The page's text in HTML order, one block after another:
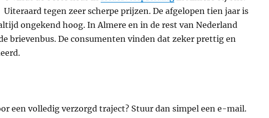
Uiteraard tegen zeer scherpe prijzen. De afgelopen tien jaar is
ongekend hoog. In Almere en in de rest van Nederland
brievenbus. De consumenten vinden dat zeker prettig en
een volledig verzorgd traject? Stuur dan simpel een e-mail.